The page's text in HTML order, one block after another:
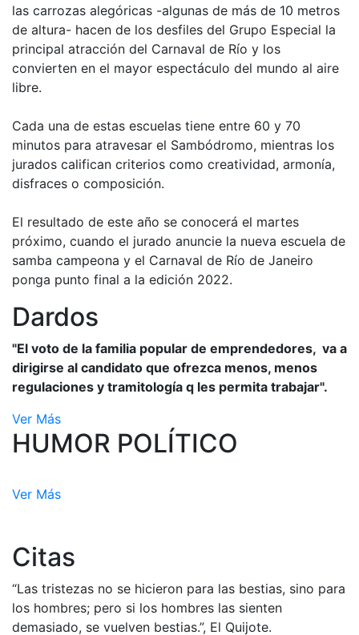
las carrozas alegóricas -algunas de más de 10 metros
de altura- hacen de los desfiles del Grupo Especial la
principal atracción del Carnaval de Río y los
convierten en el mayor espectáculo del mundo al aire
libre.
Cada una de estas escuelas tiene entre 60 y 70
minutos para atravesar el Sambódromo, mientras los
jurados califican criterios como creatividad, armonía,
disfraces o composición.
El resultado de este año se conocerá el martes
próximo, cuando el jurado anuncie la nueva escuela de
samba campeona y el Carnaval de Río de Janeiro
ponga punto final a la edición 2022.
Dardos
"El voto de la familia popular de emprendedores, va a
dirigirse al candidato que ofrezca menos, menos
regulaciones y tramitología q les permita trabajar".
Ver Más
HUMOR POLÍTICO
Ver Más
Citas
“Las tristezas no se hicieron para las bestias, sino para
los hombres; pero si los hombres las sienten
demasiado, se vuelven bestias.”, El Quijote.